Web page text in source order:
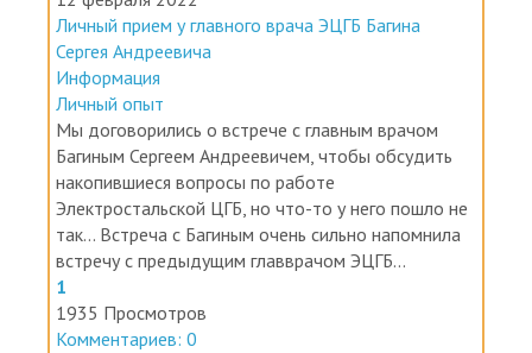
Сергея Андреевича
Информация
Личный опыт
Мы договорились о встрече с главным врачом
Багиным Сергеем Андреевичем, чтобы обсудить
накопившиеся вопросы по работе
Электростальской ЦГБ, но что-то у него пошло не
так... Встреча с Багиным очень сильно напомнила
встречу с предыдущим главврачом ЭЦГБ...
1
1935 Просмотров
Комментариев: 0
Подробнее